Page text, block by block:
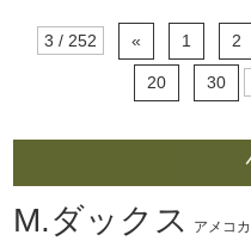
3 / 252 « 1 2
20 30
M.ダックス アメコカ